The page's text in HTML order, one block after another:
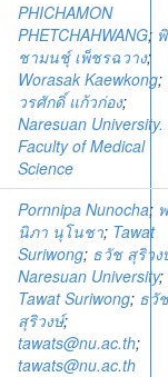
PHICHAMON
PHETCHAHWANG; พิ
ชามนชุ์ เพ็ชรฉวาง;
Worasak Kaewkong;
วรศักดิ์ แก้วก่อง;
Naresuan University.
Faculty of Medical
Science
Pornnipa Nunocha;
นิภา นุโนชา; Tawat
Suriwong; ธวัช สุริวง
Naresuan University;
Tawat Suriwong; ธวัช
สุริวงษ์;
tawats@nu.ac.th;
tawats@nu.ac.th